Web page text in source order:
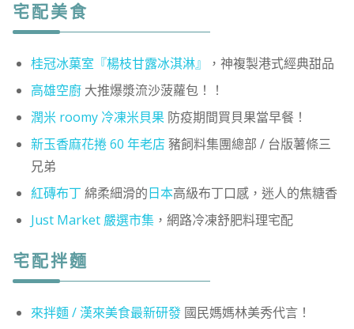
宅配美食
桂冠冰菓室『楊枝甘露冰淇淋』
，神複製港式經典甜品
高雄空廚大推爆漿流沙菠蘿包！！
潤米 roomy 冷凍米貝果 防疫期間買貝果當早餐！
新玉香麻花捲 60 年老店豬飼料集團總部 / 台版薯條三
兄弟
紅磚布丁 綿柔細滑的日本高級布丁口感，迷人的焦糖香
Just Market 嚴選市集，網路冷凍舒肥料理宅配
宅配拌麵
來拌麵 / 漢來美食最新研發國民媽媽林美秀代言！